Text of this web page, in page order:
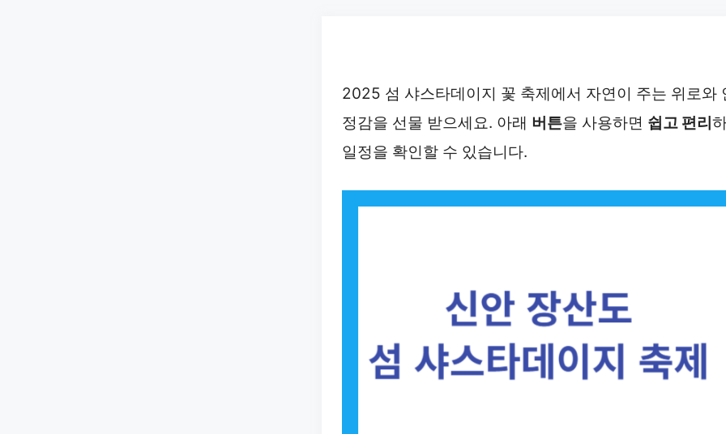
2025 섬 샤스타데이지 꽃 축제에서 자연이 주는 위로와
정감을 선물 받으세요. 아래 버튼을 사용하면 쉽고 편리
일정을 확인할 수 있습니다.